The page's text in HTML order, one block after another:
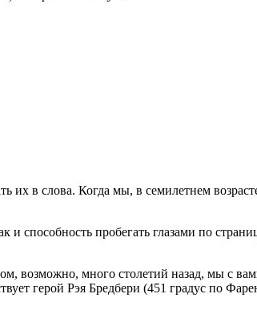
их в слова. Когда мы, в семилетнем
способность пробегать глазами по
возможно, много столетий назад, мы с
герой Рэя Бредбери (451 градус по